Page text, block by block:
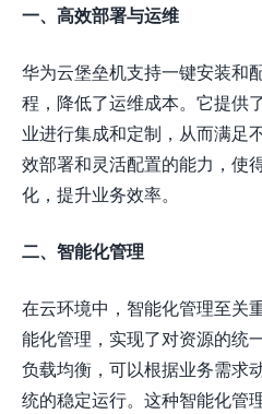
一、高效部署与运维
华为云堡垒机支持一键安装和
程，降低了运维成本。它提供
业进行集成和定制，从而满足
效部署和灵活配置的能力，使
化，提升业务效率。
二、智能化管理
在云环境中，智能化管理至关
能化管理，实现了对资源的统
负载均衡，可以根据业务需求
统的稳定运行。这种智能化管